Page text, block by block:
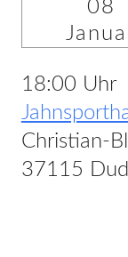
08
18:00 Uhr
Christian-
37115